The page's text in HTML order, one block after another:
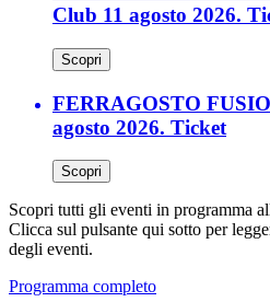
Club 11 agosto 2026.
Scopri
FERRAGOSTO
agosto 2026. Ticket
Scopri
Scopri tutti gli eventi in programma
Clicca sul pulsante qui sotto per
degli eventi.
Programma completo